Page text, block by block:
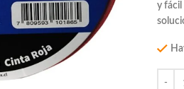
y fácil